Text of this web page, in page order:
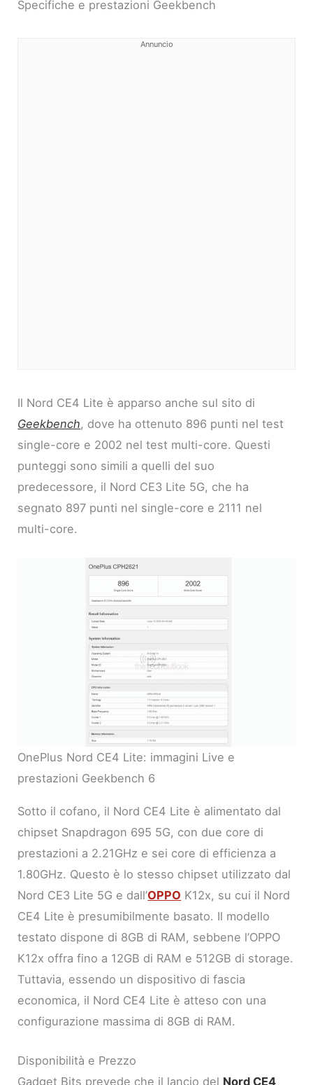
Specifiche e prestazioni Geekbench
Annuncio
Il Nord CE4 Lite è apparso anche sul sito di
Geekbench, dove ha ottenuto 896 punti nel test
single-core e 2002 nel test multi-core. Questi
punteggi sono simili a quelli del suo
predecessore, il Nord CE3 Lite 5G, che ha
segnato 897 punti nel single-core e 2111 nel
multi-core.
OnePlus Nord CE4 Lite: immagini Live e
prestazioni Geekbench 6
Sotto il cofano, il Nord CE4 Lite è alimentato dal
chipset Snapdragon 695 5G, con due core di
prestazioni a 2.21GHz e sei core di efficienza a
1.80GHz. Questo è lo stesso chipset utilizzato dal
Nord CE3 Lite 5G e dall’OPPO K12x, su cui il Nord
CE4 Lite è presumibilmente basato. Il modello
testato dispone di 8GB di RAM, sebbene l’OPPO
K12x offra fino a 12GB di RAM e 512GB di storage.
Tuttavia, essendo un dispositivo di fascia
economica, il Nord CE4 Lite è atteso con una
configurazione massima di 8GB di RAM.
Disponibilità e Prezzo
Gadget Bits prevede che il lancio del Nord CE4